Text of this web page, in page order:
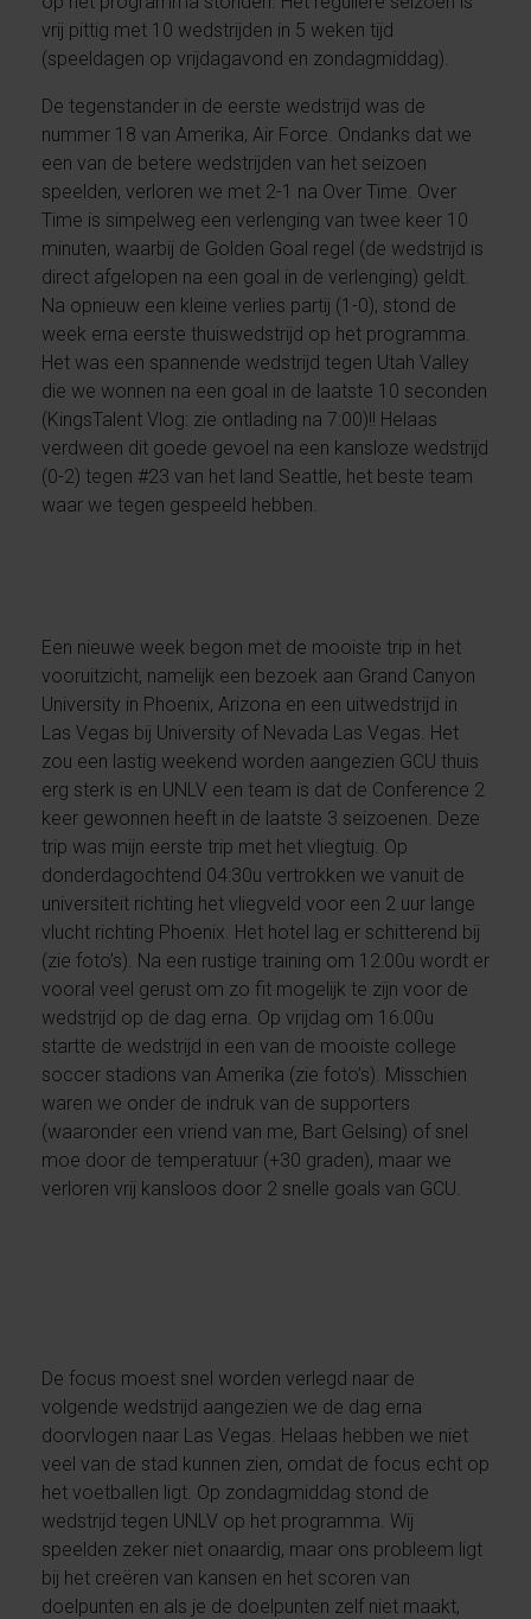
vrij pittig met 10 wedstrijden in 5 weken tijd
(speeldagen op vrijdagavond en zondagmiddag).
De tegenstander in de eerste wedstrijd was de
nummer 18 van Amerika, Air Force. Ondanks dat we
een van de betere wedstrijden van het seizoen
speelden, verloren we met 2-1 na Over Time. Over
Time is simpelweg een verlenging van twee keer 10
minuten, waarbij de Golden Goal regel (de wedstrijd is
direct afgelopen na een goal in de verlenging) geldt.
Na opnieuw een kleine verlies partij (1-0), stond de
week erna eerste thuiswedstrijd op het programma.
Het was een spannende wedstrijd tegen Utah Valley
die we wonnen na een goal in de laatste 10 seconden
(KingsTalent Vlog: zie ontlading na 7:00)!! Helaas
verdween dit goede gevoel na een kansloze wedstrijd
(0-2) tegen #23 van het land Seattle, het beste team
waar we tegen gespeeld hebben.
Een nieuwe week begon met de mooiste trip in het
vooruitzicht, namelijk een bezoek aan Grand Canyon
University in Phoenix, Arizona en een uitwedstrijd in
Las Vegas bij University of Nevada Las Vegas. Het
zou een lastig weekend worden aangezien GCU thuis
erg sterk is en UNLV een team is dat de Conference 2
keer gewonnen heeft in de laatste 3 seizoenen. Deze
trip was mijn eerste trip met het vliegtuig. Op
donderdagochtend 04:30u vertrokken we vanuit de
universiteit richting het vliegveld voor een 2 uur lange
vlucht richting Phoenix. Het hotel lag er schitterend bij
(zie foto’s). Na een rustige training om 12:00u wordt er
vooral veel gerust om zo fit mogelijk te zijn voor de
wedstrijd op de dag erna. Op vrijdag om 16:00u
startte de wedstrijd in een van de mooiste college
soccer stadions van Amerika (zie foto’s). Misschien
waren we onder de indruk van de supporters
(waaronder een vriend van me, Bart Gelsing) of snel
moe door de temperatuur (+30 graden), maar we
verloren vrij kansloos door 2 snelle goals van GCU.
De focus moest snel worden verlegd naar de
volgende wedstrijd aangezien we de dag erna
doorvlogen naar Las Vegas. Helaas hebben we niet
veel van de stad kunnen zien, omdat de focus echt op
het voetballen ligt. Op zondagmiddag stond de
wedstrijd tegen UNLV op het programma. Wij
speelden zeker niet onaardig, maar ons probleem ligt
bij het creëren van kansen en het scoren van
doelpunten en als je de doelpunten zelf niet maakt,